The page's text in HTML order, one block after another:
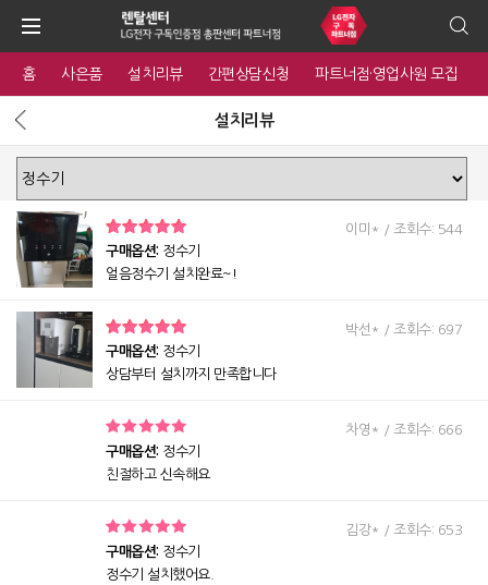
홈 사은품 설치리뷰 간편상담신청 파트너점·영업사원 모집
설치리뷰
구매옵션: 정수기
얼음정수기 설치완료~!
이미* / 조회수: 544
구매옵션: 정수기
상담부터 설치까지 만족합니다
박선* / 조회수: 697
구매옵션: 정수기
친절하고 신속해요
차영* / 조회수: 666
구매옵션: 정수기
정수기 설치했어요.
김강* / 조회수: 653